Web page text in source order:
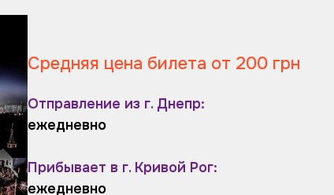
Средняя цена билета от 200 грн
Отправление из г. Днепр:
ежедневно
Прибывает в г. Кривой Рог:
ежедневно